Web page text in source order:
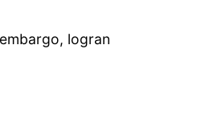
logran